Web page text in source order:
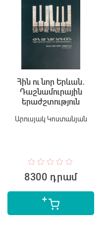
Հին ու նոր Երևան․
Դաշնամուրային
երաժշտություն
Արուսյակ Կոստանյան
8300 դրամ